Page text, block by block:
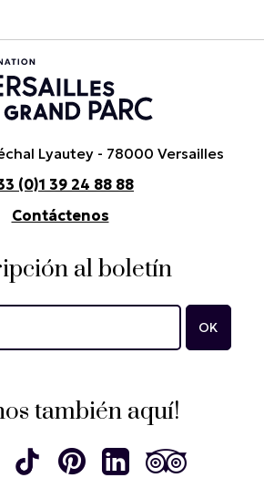
Lyautey - 78000 Versailles
(0)1 39 24 88 88
Contáctenos
al boletín
también aquí!